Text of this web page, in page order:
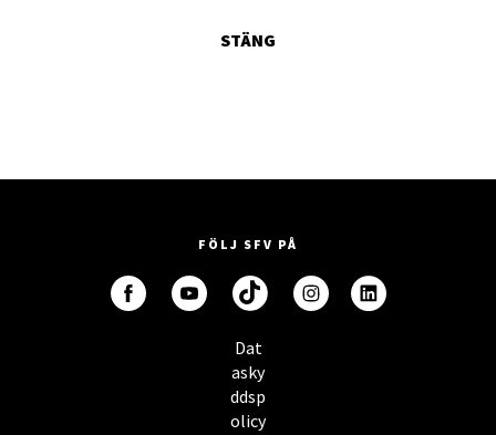
STÄNG
FÖLJ SFV PÅ
Dat
asky
ddsp
olicy